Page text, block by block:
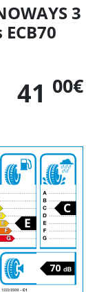
3
41 00€